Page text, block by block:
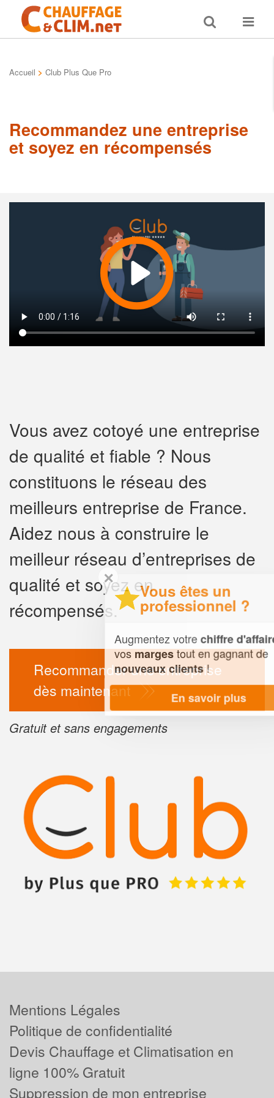
Toggle
search
Toggle
Accueil > Club Plus Que Pro
Recommandez une entreprise
et soyez en récompensés
Vous avez cotoyé une entreprise
de qualité et fiable ? Nous
constituons le réseau des
meilleurs entreprise de France.
Aidez nous à construire le
meilleur réseau d’entreprises de
qualité et soyez en
récompensés.
Recommander une entreprise
dès maintenant
Gratuit et sans engagements
✕
Vous êtes un
professionnel ?
Augmentez votrechiffre d'affaireset
vosmargestout en gagnant de
nouveaux clients!
En savoir plus
Mentions Légales
Politique de confidentialité
Devis Chauffage et Climatisation en
ligne 100% Gratuit
Suppression de mon entreprise